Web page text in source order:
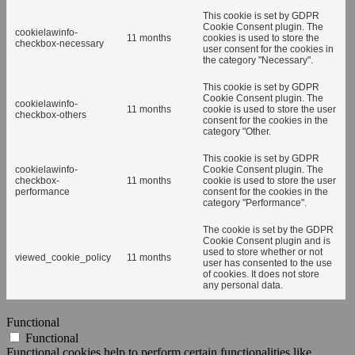
cookielawinfo-
checkbox-necessary
11 months
This cookie is set by GDPR
Cookie Consent plugin. The
cookies is used to store the
user consent for the cookies in
the category "Necessary".
cookielawinfo-
checkbox-others
11 months
This cookie is set by GDPR
Cookie Consent plugin. The
cookie is used to store the user
consent for the cookies in the
category "Other.
cookielawinfo-
checkbox-
performance
11 months
This cookie is set by GDPR
Cookie Consent plugin. The
cookie is used to store the user
consent for the cookies in the
category "Performance".
viewed_cookie_policy 11 months
The cookie is set by the GDPR
Cookie Consent plugin and is
used to store whether or not
user has consented to the use
of cookies. It does not store
any personal data.
Functional
Functional